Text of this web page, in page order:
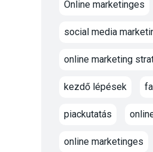
Online marketinges
social media
online marketing
kezdő lépések
piackutatás
online marketinges